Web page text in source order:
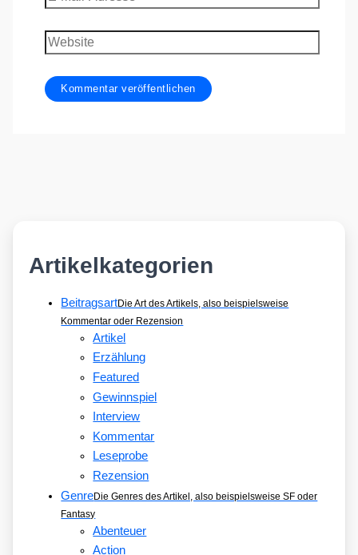
Mail-
Adresse
Website
Artikelkategorien
BeitragsartDie Art des Artikels, also beispielsweise
Kommentar oder Rezension
Artikel
Erzählung
Featured
Gewinnspiel
Interview
Kommentar
Leseprobe
Rezension
GenreDie Genres des Artikel, also beispielsweise SF oder
Fantasy
Abenteuer
Action